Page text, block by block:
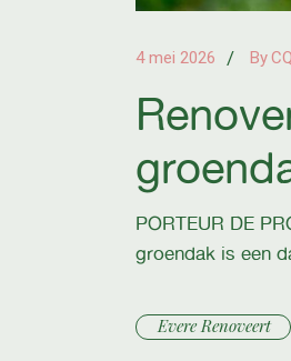
4 mei 2026 By
PORTEUR DE
groendak is een
Evere Renoveert